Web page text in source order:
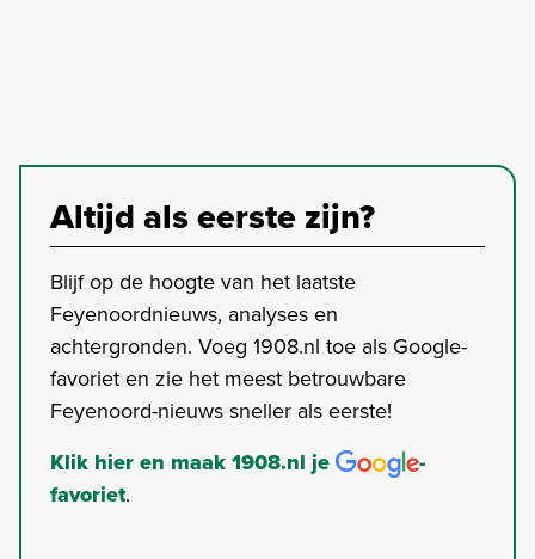
Altijd als eerste zijn?
Blijf op de hoogte van het laatste
Feyenoordnieuws, analyses en
achtergronden. Voeg 1908.nl toe als Google-
favoriet en zie het meest betrouwbare
Feyenoord-nieuws sneller als eerste!
Klik hier en maak 1908.nl je
-
favoriet.